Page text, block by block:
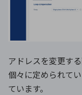
アドレスを変更す
個々に定められて
ています。